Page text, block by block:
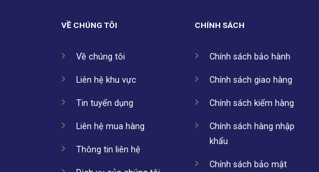
VỀ CHÚNG TÔI
Về chúng tôi
Liên hệ khu vực
Tin tuyển dụng
Liên hệ mua hàng
Thông tin liên hệ
CHÍNH SÁCH
Chính sách bảo hành
Chính sách giao hàng
Chính sách kiểm hàng
Chính sách hàng nhập
khẩu
Chính sách bảo mật